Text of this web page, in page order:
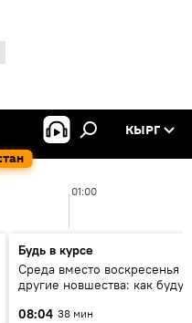
КЫРГ
01:00
Будь в курсе
Среда вместо воскресенья и
другие новшества: как будут
08:04 38 мин